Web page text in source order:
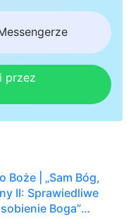
przez
Boże | „Sam Bóg,
II: Sprawiedliwe
Boga”